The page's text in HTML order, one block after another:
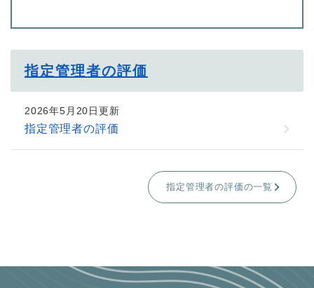
指定管理者の評価
2026年5月20日更新
指定管理者の評価
指定管理者の評価の一覧